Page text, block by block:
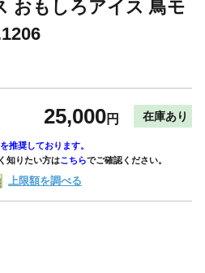
おもしろアイス 鳥モ
25,000円 在庫あり
を推奨しております。
知りたい方はこちらでご確認ください。
上限額を調べる